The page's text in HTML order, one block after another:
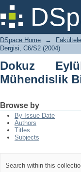
Dokuz
C6/S2 (2004)
DSpace Home →
Dergisi, C6/S2 (2004)
Dokuz
Mühendislik
Browse by
By Issue Date
Authors
Titles
Subjects
Search within this